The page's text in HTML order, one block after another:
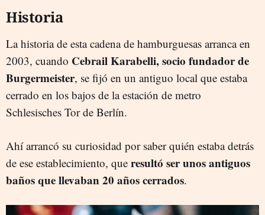
Historia
La historia de esta cadena de hamburguesas arranca en
2003, cuando Cebrail Karabelli, socio fundador de
Burgermeister, se fijó en un antiguo local que estaba
cerrado en los bajos de la estación de metro
Schlesisches Tor de Berlín.
Ahí arrancó su curiosidad por saber quién estaba detrás
de ese establecimiento, que resultó ser unos antiguos
baños que llevaban 20 años cerrados.